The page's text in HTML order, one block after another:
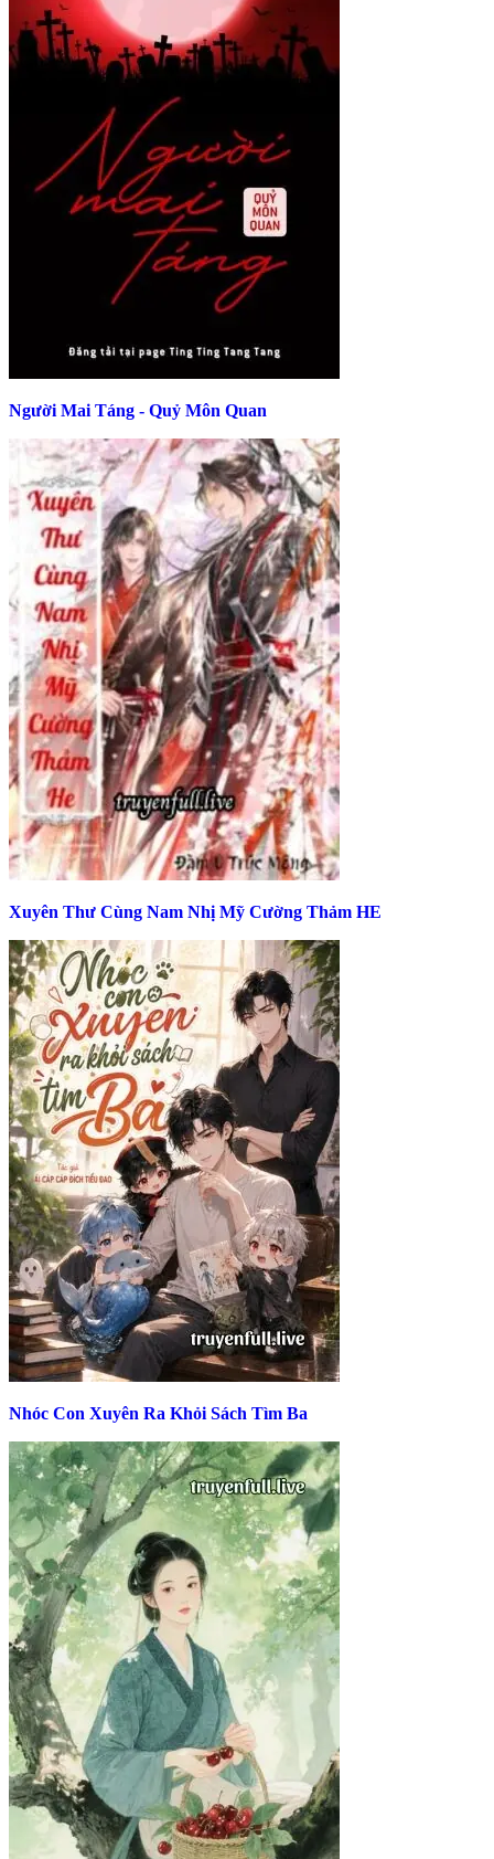
Người Mai Táng - Quỷ Môn Quan
Xuyên Thư Cùng Nam Nhị Mỹ Cường Thảm HE
Nhóc Con Xuyên Ra Khỏi Sách Tìm Ba